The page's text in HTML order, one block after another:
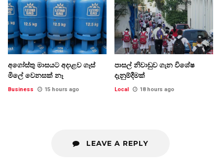
අගෝස්තු මාසයට අදාළව ගෑස්
මිලේ වෙනසක් නෑ
Business 15 hours ago
පාසල් නිවාඩුව ගැන විශේෂ
දැනුම්දීමක්
Local 18 hours ago
LEAVE A REPLY